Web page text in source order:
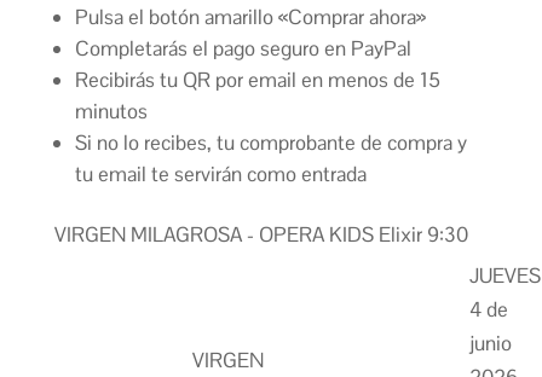
Pulsa el botón amarillo «Comprar ahora»
Completarás el pago seguro en PayPal
Recibirás tu QR por email en menos de 15
minutos
Si no lo recibes, tu comprobante de compra y
tu email te servirán como entrada
VIRGEN MILAGROSA - OPERA KIDS Elixir 9:30
VIRGEN
JUEVES
4 de
junio